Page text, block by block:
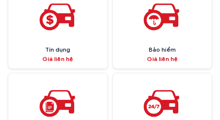
Tín dụng
Giá liên hệ
Bảo hiểm
Giá liên hệ